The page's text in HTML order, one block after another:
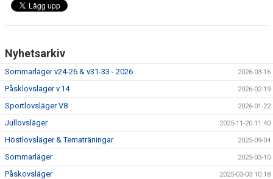
Nyhetsarkiv
Sommarläger v24-26 & v31-33 - 2026 2026-03-16
Påsklovsläger v.14 2026-02-19
Sportlovsläger V8 2026-01-22
Jullovsläger 2025-11-20 11:40
Höstlovsläger & Tematräningar 2025-09-04
Sommarläger 2025-03-10
Påskovsläger 2025-03-03 10:18